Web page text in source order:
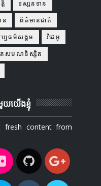
តិ
ទស្សនទាន
ន
ព័ត៌មានជាតិ
ប្បធម៌សង្គម
វីដេអូ
សមណនិស្សិត
យយើងខ្ញុំ
fresh content from